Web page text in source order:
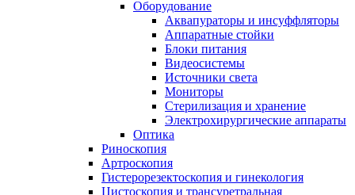
Оборудование
Аквапураторы и инсуффляторы
Аппаратные стойки
Блоки питания
Видеосистемы
Источники света
Мониторы
Стерилизация и хранение
Электрохирургические аппараты
Оптика
Риноскопия
Артроскопия
Гистерорезектоскопия и гинекология
Цистоскопия и трансуретральная